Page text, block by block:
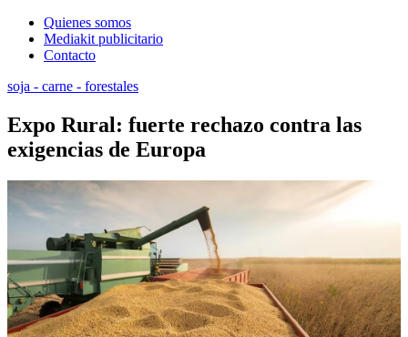
Quienes somos
Mediakit publicitario
Contacto
soja - carne - forestales
Expo Rural: fuerte rechazo contra las
exigencias de Europa